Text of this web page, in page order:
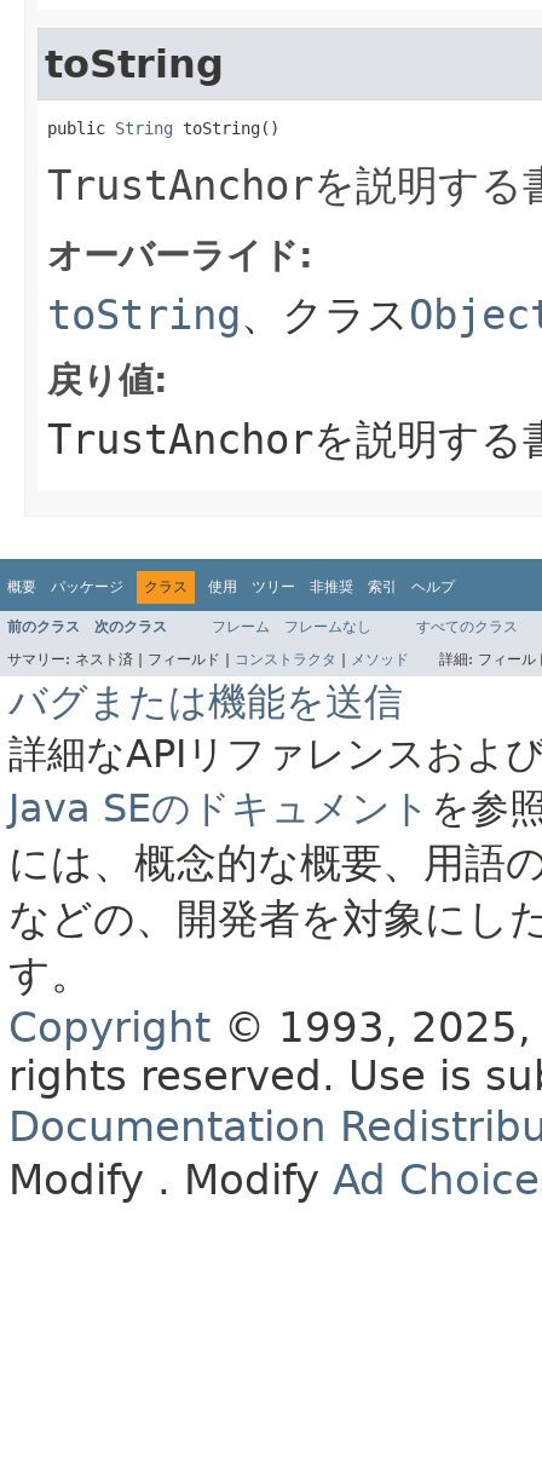
toString
public String toString()
TrustAnchorを説明する
オーバーライド:
toString、クラス
戻り値:
TrustAnchorを説明する
概要 パッケージ クラス 使用 ツリー 非推奨 索引 ヘルプ
前のクラス 次のクラス フレーム フレームなし
すべてのクラス
サマリー: ネスト済 | フィールド | コンストラクタ メソッド 詳細: フィー
バグまたは機能を送信
詳細なAPIリファレンスおよ
Java SEのドキュメント を参
には、概念的な概要、用語
などの、開発者を対象にし
す。
Copyright © 1993,
rights reserved. Use is
Documentation
Modify . Modify Ad